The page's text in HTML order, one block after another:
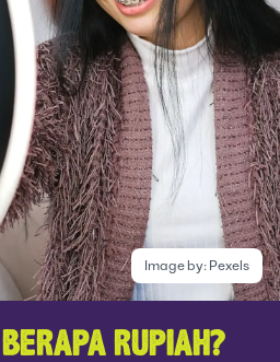
Image by: Pexels
RUPIAH?